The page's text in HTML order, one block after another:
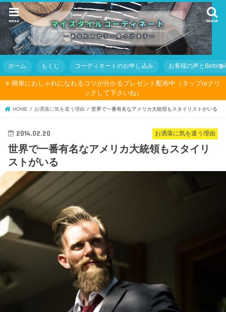
search
menu
ホーム もくじ コーディネートのお申し込み お客様の声とBefore
簡単におしゃれになれるコツが分かるプレゼント配布中（タップorクリ
ックして下さいね）
HOME お洒落に気を遣う理由 世界で一番有名なアメリカ大統領もスタイリストがいる
お洒落に気を遣う理由
2014.02.20
世界で一番有名なアメリカ大統領もスタイリ
ストがいる